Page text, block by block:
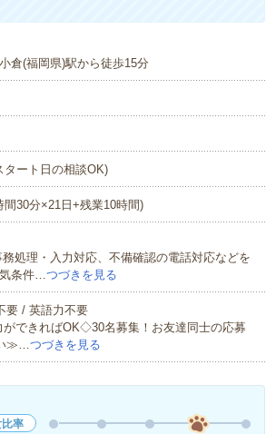
倉(福岡県)駅から徒歩15分
タート日の相談OK)
30分×21日+残業10時間)
処理・入力対応、不備確認の電話対応などを
条件…つづきを見る
要 / 英語力不要
できればOK◇30名募集！お友達同士の応募
い≫…つづきを見る
比率